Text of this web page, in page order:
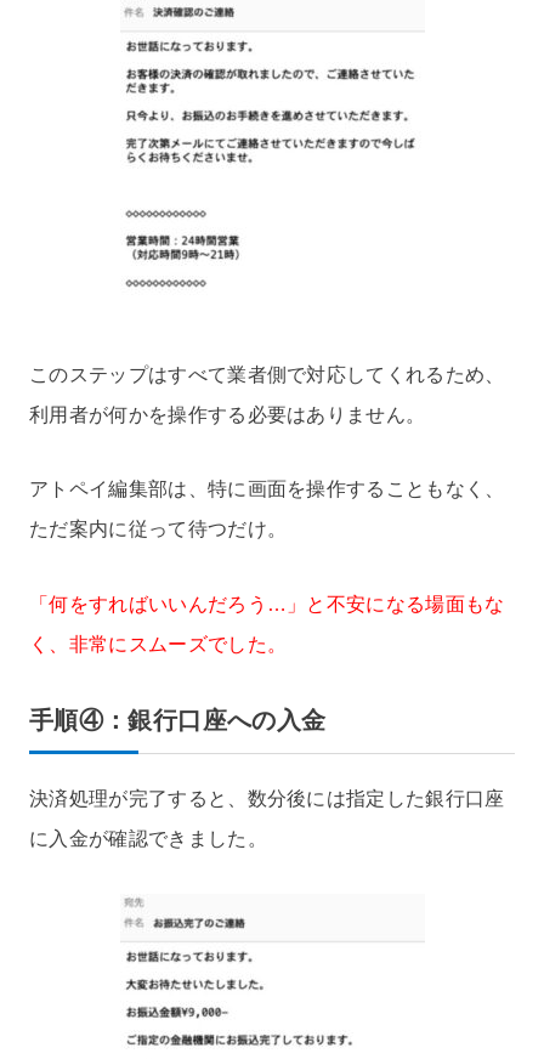
このステップはすべて業者側で対応してくれるため、
利用者が何かを操作する必要はありません。
アトペイ編集部は、特に画面を操作することもなく、
ただ案内に従って待つだけ。
「何をすればいいんだろう…」と不安になる場面もな
く、非常にスムーズでした。
手順④：銀行口座への入金
決済処理が完了すると、数分後には指定した銀行口座
に入金が確認できました。